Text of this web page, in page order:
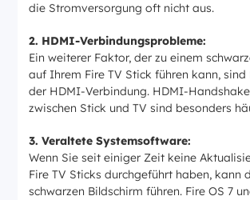
die Stromversorgung oft nicht aus.
2. HDMI-Verbindungsprobleme:
Ein weiterer Faktor, der zu einem
auf Ihrem Fire TV Stick führen kann,
der HDMI-Verbindung. HDMI-
zwischen Stick und TV sind besonders
3. Veraltete Systemsoftware:
Wenn Sie seit einiger Zeit keine
Fire TV Sticks durchgeführt haben, kann
schwarzen Bildschirm führen. Fire OS 7